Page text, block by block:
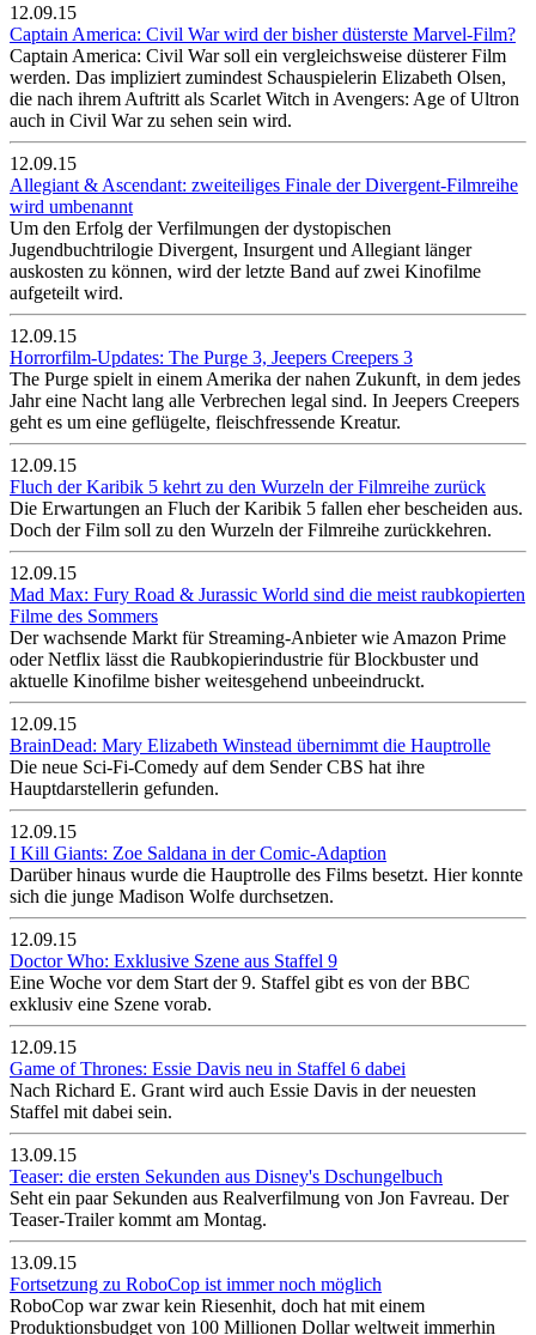
12.09.15
Captain America: Civil War wird der bisher düsterste Marvel-Film?
Captain America: Civil War soll ein vergleichsweise düsterer Film
werden. Das impliziert zumindest Schauspielerin Elizabeth Olsen,
die nach ihrem Auftritt als Scarlet Witch in Avengers: Age of Ultron
auch in Civil War zu sehen sein wird.
12.09.15
Allegiant & Ascendant: zweiteiliges Finale der Divergent-Filmreihe
wird umbenannt
Um den Erfolg der Verfilmungen der dystopischen
Jugendbuchtrilogie Divergent, Insurgent und Allegiant länger
auskosten zu können, wird der letzte Band auf zwei Kinofilme
aufgeteilt wird.
12.09.15
Horrorfilm-Updates: The Purge 3, Jeepers Creepers 3
The Purge spielt in einem Amerika der nahen Zukunft, in dem jedes
Jahr eine Nacht lang alle Verbrechen legal sind. In Jeepers Creepers
geht es um eine geflügelte, fleischfressende Kreatur.
12.09.15
Fluch der Karibik 5 kehrt zu den Wurzeln der Filmreihe zurück
Die Erwartungen an Fluch der Karibik 5 fallen eher bescheiden aus.
Doch der Film soll zu den Wurzeln der Filmreihe zurückkehren.
12.09.15
Mad Max: Fury Road & Jurassic World sind die meist raubkopierten
Filme des Sommers
Der wachsende Markt für Streaming-Anbieter wie Amazon Prime
oder Netflix lässt die Raubkopierindustrie für Blockbuster und
aktuelle Kinofilme bisher weitesgehend unbeeindruckt.
12.09.15
BrainDead: Mary Elizabeth Winstead übernimmt die Hauptrolle
Die neue Sci-Fi-Comedy auf dem Sender CBS hat ihre
Hauptdarstellerin gefunden.
12.09.15
I Kill Giants: Zoe Saldana in der Comic-Adaption
Darüber hinaus wurde die Hauptrolle des Films besetzt. Hier konnte
sich die junge Madison Wolfe durchsetzen.
12.09.15
Doctor Who: Exklusive Szene aus Staffel 9
Eine Woche vor dem Start der 9. Staffel gibt es von der BBC
exklusiv eine Szene vorab.
12.09.15
Game of Thrones: Essie Davis neu in Staffel 6 dabei
Nach Richard E. Grant wird auch Essie Davis in der neuesten
Staffel mit dabei sein.
13.09.15
Teaser: die ersten Sekunden aus Disney's Dschungelbuch
Seht ein paar Sekunden aus Realverfilmung von Jon Favreau. Der
Teaser-Trailer kommt am Montag.
13.09.15
Fortsetzung zu RoboCop ist immer noch möglich
RoboCop war zwar kein Riesenhit, doch hat mit einem
Produktionsbudget von 100 Millionen Dollar weltweit immerhin